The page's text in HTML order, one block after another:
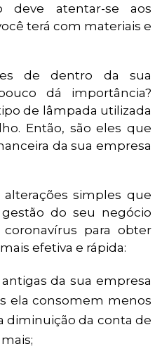
deve atentar-se aos
terá com materiais e
de dentro da sua
dá importância?
de lâmpada utilizada
Então, são eles que
da sua empresa
simples que
do seu negócio
para obter
efetiva e rápida:
antigas da sua empresa
ela consomem menos
diminuição da conta de